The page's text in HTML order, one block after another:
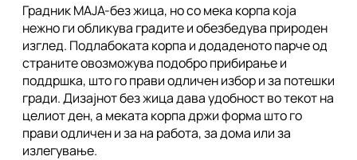
Градник МАЈА-без жица, но со мека корпа која
нежно ги обликува градите и обезбедува природен
изглед. Подлабоката корпа и додаденото парче од
страните овозможува подобро прибирање и
поддршка, што го прави одличен избор и за потешки
гради. Дизајнот без жица дава удобност во текот на
целиот ден, а меката корпа држи форма што го
прави одличен и за на работа, за дома или за
излегување.